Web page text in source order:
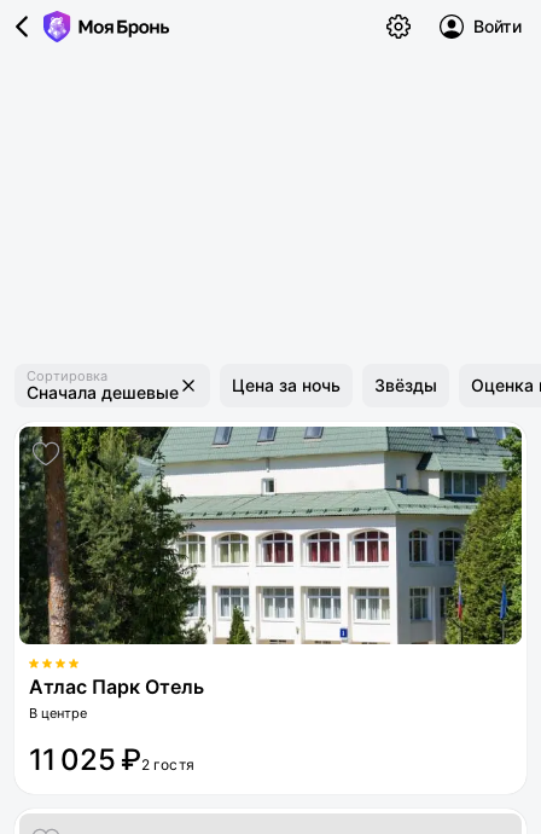
Войти
Сортировка
Сначала дешевые Цена за ночь Звёзды Оценка
Атлас Парк Отель
В центре
11 025 ₽2 гостя